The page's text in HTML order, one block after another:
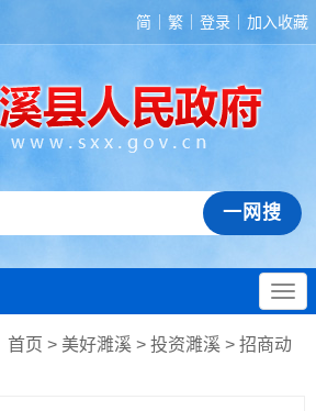
简 繁 登录 加入收藏
首页 > 美好濉溪 > 投资濉溪 > 招商动